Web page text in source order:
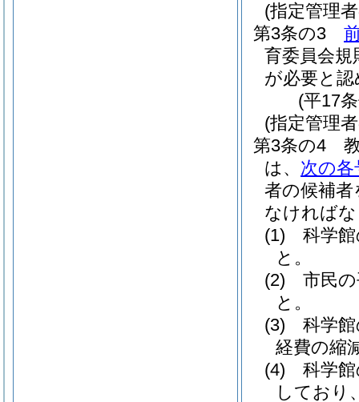
(指定管理
第3条の3
育委員会規
が必要と
(平17
(指定管理
第3条の4
は、 次の各
者の候補
なければ
(1)
科学
と。
(2)
市民
と。
(3)
科学
経費の縮
(4)
科学
しており